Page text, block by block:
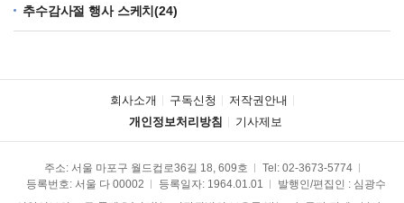
추수감사절 행사 스케치(24)
회사소개 구독신청
저작권안내
개인정보처리방침
기사제보
주소: 서울 마포구 월드컵로36길 18, 609호 Tel: 02-3673-5774
등록번호: 서울 다 00002
등록일자: 1964.01.01
발행인/편집인 : 심광수